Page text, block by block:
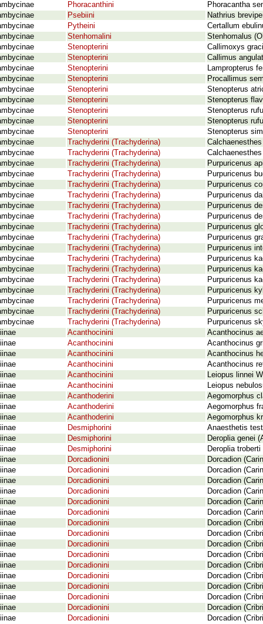
Phoracanthini
Phoracantha
Psebiini
Nathrius
Pytheini
Certallum
Stenhomalini
Stenhomalus
Stenopterini
Callimoxys
Stenopterini
Callimus
Stenopterini
Lampropterus
Stenopterini
Procallimus
Stenopterini
Stenopterus
Stenopterini
Stenopterus
Stenopterini
Stenopterus
Stenopterini
Stenopterus
Stenopterini
Stenopterus
Trachyderini (Trachyderina)
Trachyderini (Trachyderina)
Trachyderini (Trachyderina)
Purpuricenus
Trachyderini (Trachyderina)
Purpuricenus
Trachyderini (Trachyderina)
Purpuricenus
Trachyderini (Trachyderina)
Purpuricenus
Trachyderini (Trachyderina)
Purpuricenus
Trachyderini (Trachyderina)
Purpuricenus
Trachyderini (Trachyderina)
Purpuricenus
Trachyderini (Trachyderina)
Purpuricenus
Trachyderini (Trachyderina)
Purpuricenus
Trachyderini (Trachyderina)
Purpuricenus
Trachyderini (Trachyderina)
Purpuricenus
Trachyderini (Trachyderina)
Purpuricenus
Trachyderini (Trachyderina)
Purpuricenus
Trachyderini (Trachyderina)
Purpuricenus
Trachyderini (Trachyderina)
Purpuricenus
Trachyderini (Trachyderina)
Purpuricenus
Acanthocinini
Acanthocinus
Acanthocinini
Acanthocinus
Acanthocinini
Acanthocinus
Acanthocinini
Acanthocinus
Acanthocinini
Leiopus linnei
Acanthocinini
Leiopus
Acanthoderini
Aegomorphus
Acanthoderini
Aegomorphus
Acanthoderini
Aegomorphus
Desmiphorini
Anaesthetis
Desmiphorini
Deroplia genei
Desmiphorini
Deroplia
Dorcadionini
Dorcadion
Dorcadionini
Dorcadion
Dorcadionini
Dorcadion
Dorcadionini
Dorcadion
Dorcadionini
Dorcadion
Dorcadionini
Dorcadion
Dorcadionini
Dorcadion
Dorcadionini
Dorcadion
Dorcadionini
Dorcadion
Dorcadionini
Dorcadion
Dorcadionini
Dorcadion
Dorcadionini
Dorcadion
Dorcadionini
Dorcadion
Dorcadionini
Dorcadion
Dorcadionini
Dorcadion
Dorcadionini Dorcadion